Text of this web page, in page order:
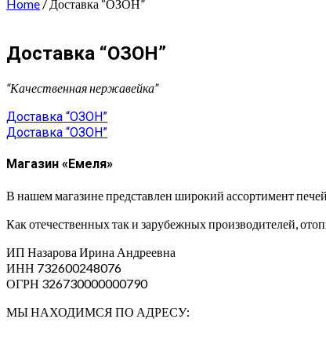
Home / Доставка “ОЗОН”
Доставка “ОЗОН”
“Качественная нержавейка”
Навигация
по
записям
Доставка “ОЗОН”
Доставка “ОЗОН”
Магазин «Емеля»
В нашем магазине представлен широкий ассортимент
Как отечественных так и зарубежных производителей,
ИП Назарова Ирина Андреевна⁠
ИНН 732600248076
ОГРН 326730000000790
МЫ НАХОДИМСЯ ПО АДРЕСУ: